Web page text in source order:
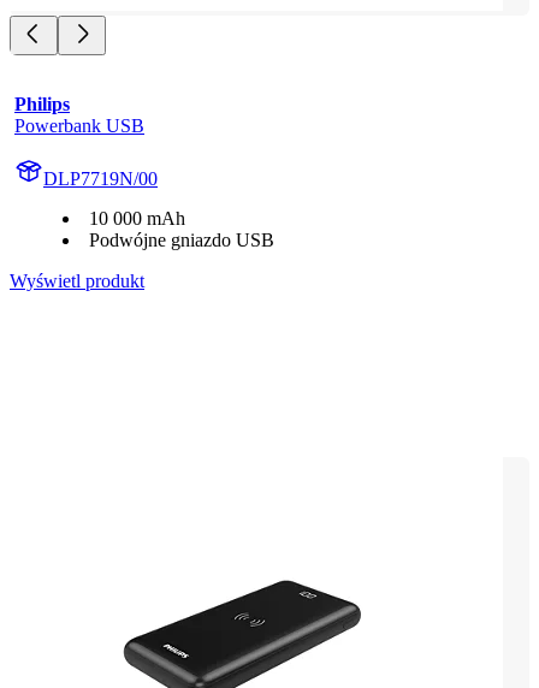
Philips
Powerbank USB
DLP7719N/00
10 000 mAh
Podwójne gniazdo USB
Wyświetl produkt